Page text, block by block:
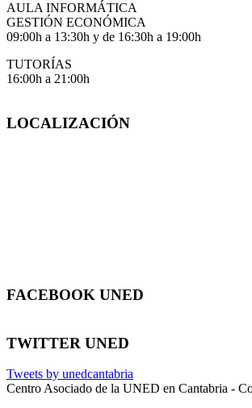
AULA INFORMÁTICA
GESTIÓN ECONÓMICA
09:00h a 13:30h y de 16:30h a 19:00h
TUTORÍAS
16:00h a 21:00h
LOCALIZACIÓN
FACEBOOK UNED
TWITTER UNED
Tweets by unedcantabria
Centro Asociado de la UNED en Cantabria -